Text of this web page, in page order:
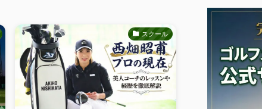
スクール